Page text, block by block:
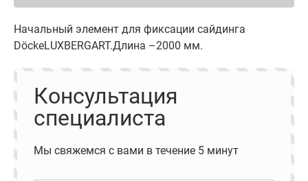
Начальный элемент для фиксации сайдинга
DöckeLUXBERGART.Длина –2000 мм.
Консультация
специалиста
Мы свяжемся с вами в течение 5 минут